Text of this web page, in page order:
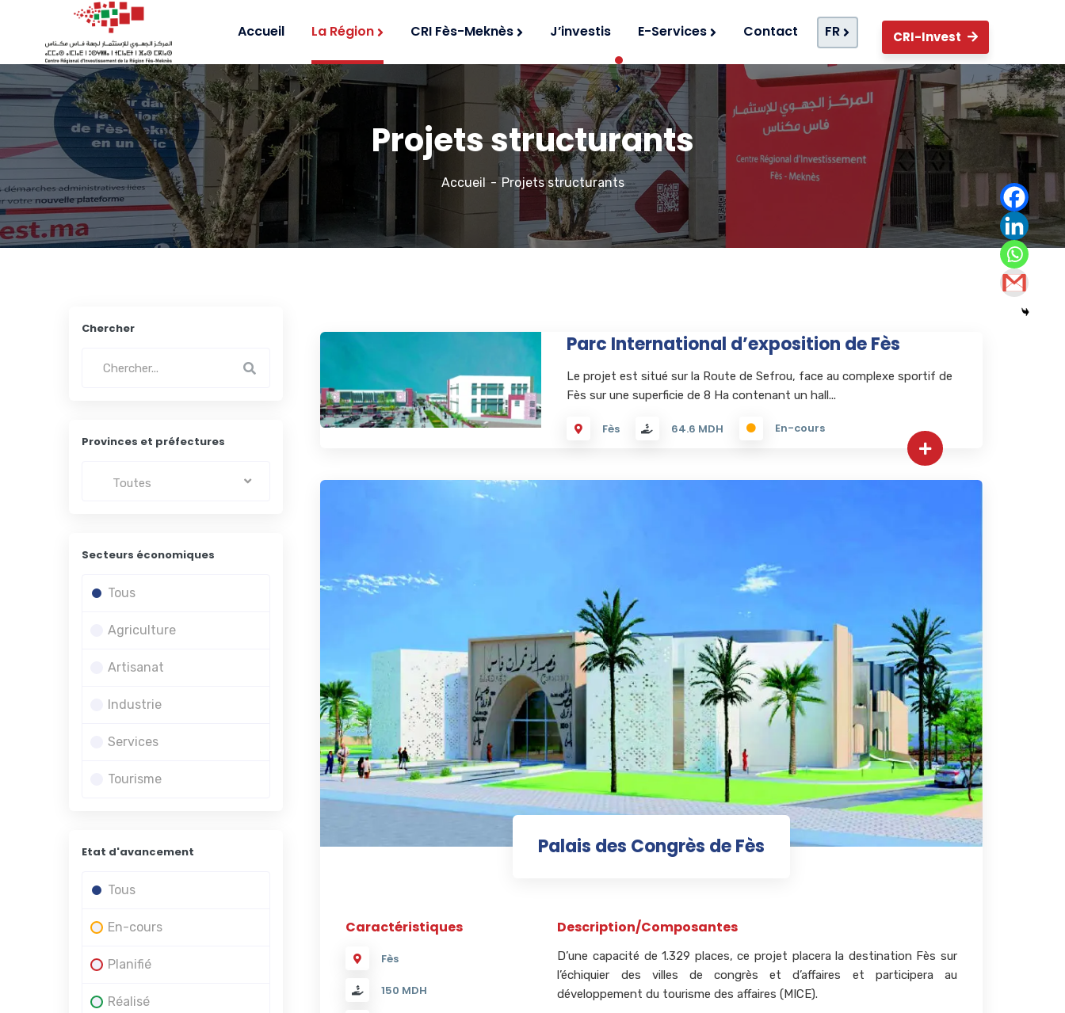
Accueil La Région CRI Fès-Meknès J’investis E-Services Contact FR CRI-Invest
Projets structurants
Accueil Projets structurants
Chercher
Provinces et préfectures
Toutes
Secteurs économiques
Tous
Agriculture
Artisanat
Industrie
Services
Tourisme
Etat d'avancement
Tous
En-cours
Planifié
Réalisé
Parc International d’exposition de Fès
Le projet est situé sur la Route de Sefrou, face au complexe sportif de
Fès sur une superficie de 8 Ha contenant un hall...
Fès 64.6 MDH En-cours
Palais des Congrès de Fès
Caractéristiques
Fès
150 MDH
Description/Composantes
D’une capacité de 1.329 places, ce projet placera la destination Fès sur
l’échiquier des villes de congrès et d’affaires et participera au
développement du tourisme des affaires (MICE).